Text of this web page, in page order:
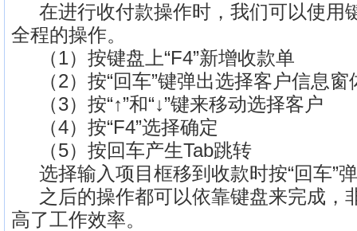
在进行收付款操作时，我们可以使用
全程的操作。
（1）按键盘上“F4”新增收款单
（2）按“回车”键弹出选择客户信息窗
（3）按“↑”和“↓”键来移动选择客户
（4）按“F4”选择确定
（5）按回车产生Tab跳转
选择输入项目框移到收款时按“回车”
之后的操作都可以依靠键盘来完成，
高了工作效率。